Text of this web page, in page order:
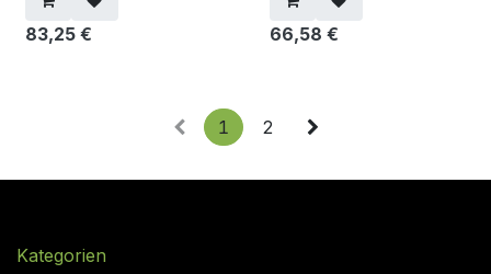
83,25 € 66,58 €
1 2
Kategorien